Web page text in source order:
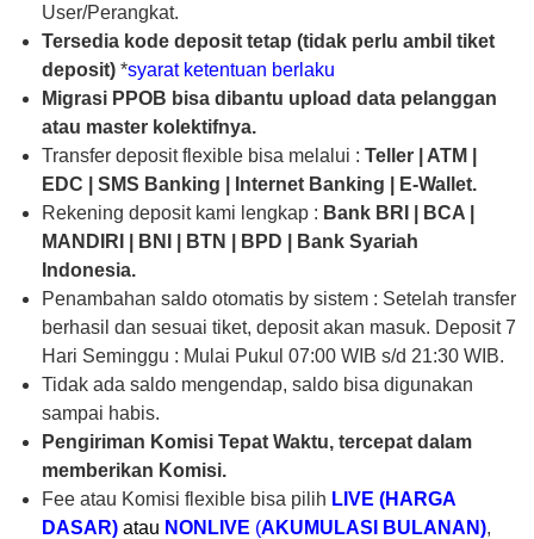
User/Perangkat.
Tersedia kode deposit tetap (tidak perlu ambil tiket
deposit) *syarat ketentuan berlaku
Migrasi PPOB bisa dibantu upload data pelanggan
atau master kolektifnya.
Transfer deposit flexible bisa melalui : Teller | ATM |
EDC | SMS Banking | Internet Banking | E-Wallet.
Rekening deposit kami lengkap : Bank BRI | BCA |
MANDIRI | BNI | BTN | BPD | Bank Syariah
Indonesia.
Penambahan saldo otomatis by sistem : Setelah transfer
berhasil dan sesuai tiket, deposit akan masuk. Deposit 7
Hari Seminggu : Mulai Pukul 07:00 WIB s/d 21:30 WIB.
Tidak ada saldo mengendap, saldo bisa digunakan
sampai habis.
Pengiriman Komisi Tepat Waktu, tercepat dalam
memberikan Komisi.
Fee atau Komisi flexible bisa pilih LIVE (HARGA
DASAR) atau NONLIVE (AKUMULASI BULANAN),